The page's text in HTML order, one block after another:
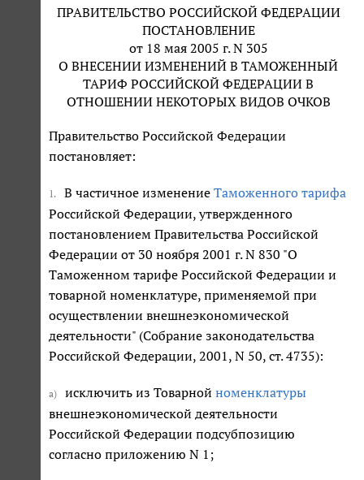
ПРАВИТЕЛЬСТВО РОССИЙСКОЙ ФЕДЕРАЦИИ
ПОСТАНОВЛЕНИЕ
от 18 мая 2005 г. N 305
О ВНЕСЕНИИ ИЗМЕНЕНИЙ В ТАМОЖЕННЫЙ
ТАРИФ РОССИЙСКОЙ ФЕДЕРАЦИИ В
ОТНОШЕНИИ НЕКОТОРЫХ ВИДОВ ОЧКОВ
Правительство Российской Федерации
постановляет:
1. В частичное изменение Таможенного тарифа
Российской Федерации, утвержденного
постановлением Правительства Российской
Федерации от 30 ноября 2001 г. N 830 "О
Таможенном тарифе Российской Федерации и
товарной номенклатуре, применяемой при
осуществлении внешнеэкономической
деятельности" (Собрание законодательства
Российской Федерации, 2001, N 50, ст. 4735):
а) исключить из Товарной номенклатуры
внешнеэкономической деятельности
Российской Федерации подсубпозицию
согласно приложению N 1;